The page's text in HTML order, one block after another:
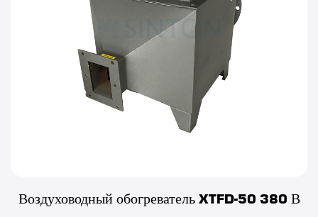
Воздуховодный обогреватель XTFD-50 380 В